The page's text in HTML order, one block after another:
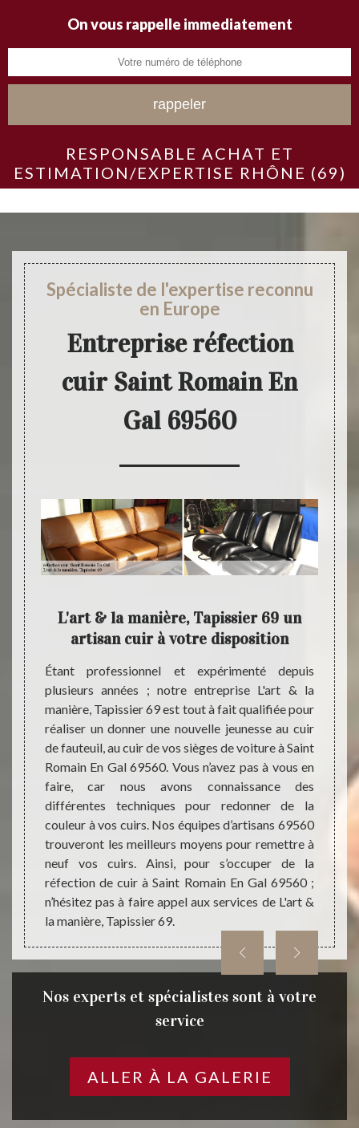
On vous rappelle immediatement
RESPONSABLE ACHAT ET
ESTIMATION/EXPERTISE RHÔNE (69)
Spécialiste de l'expertise reconnu
en Europe
Entreprise réfection
cuir Saint Romain En
Gal 69560
du
pas
les
en
que,
69
en
L'art & la manière, Tapissier 69 un
artisan cuir à votre disposition
Étant professionnel et expérimenté depuis
plusieurs années ; notre entreprise L'art & la
manière, Tapissier 69 est tout à fait qualifiée pour
réaliser un donner une nouvelle jeunesse au cuir
de fauteuil, au cuir de vos sièges de voiture à Saint
Romain En Gal 69560. Vous n’avez pas à vous en
faire, car nous avons connaissance des
différentes techniques pour redonner de la
couleur à vos cuirs. Nos équipes d’artisans 69560
trouveront les meilleurs moyens pour remettre à
neuf vos cuirs. Ainsi, pour s’occuper de la
réfection de cuir à Saint Romain En Gal 69560 ;
n’hésitez pas à faire appel aux services de L'art &
la manière, Tapissier 69.
pour
en
pour
aux
faire.
Nos experts et spécialistes sont à votre
service
ALLER À LA GALERIE